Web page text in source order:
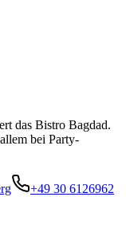
das Bistro Bagdad.
bei Party-
+49 30 6126962